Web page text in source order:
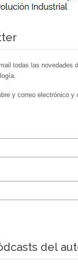
todas las novedades
y correo electrónico y
del